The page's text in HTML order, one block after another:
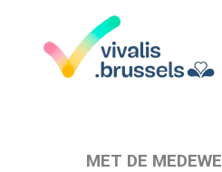
MET DE